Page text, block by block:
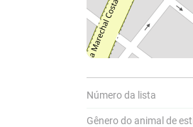
Número da lista
Gênero do animal de